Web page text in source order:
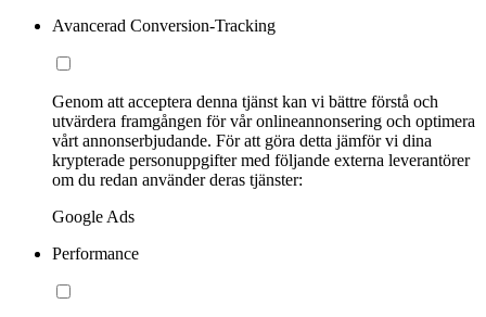
Avancerad Conversion-Tracking
Genom att acceptera denna tjänst kan vi bättre förstå och
utvärdera framgången för vår onlineannonsering och optimera
vårt annonserbjudande. För att göra detta jämför vi dina
krypterade personuppgifter med följande externa leverantörer
om du redan använder deras tjänster:
Google Ads
Performance